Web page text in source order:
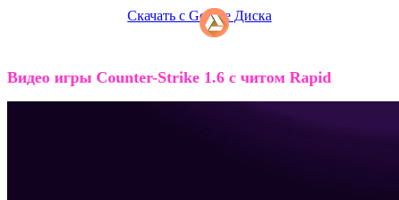
Скачать c Google Диска
Видео игры Counter-Strike 1.6 с читом Rapid